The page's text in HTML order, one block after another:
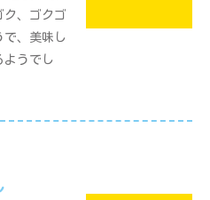
ク、ゴクゴ
で、美味し
ようでし